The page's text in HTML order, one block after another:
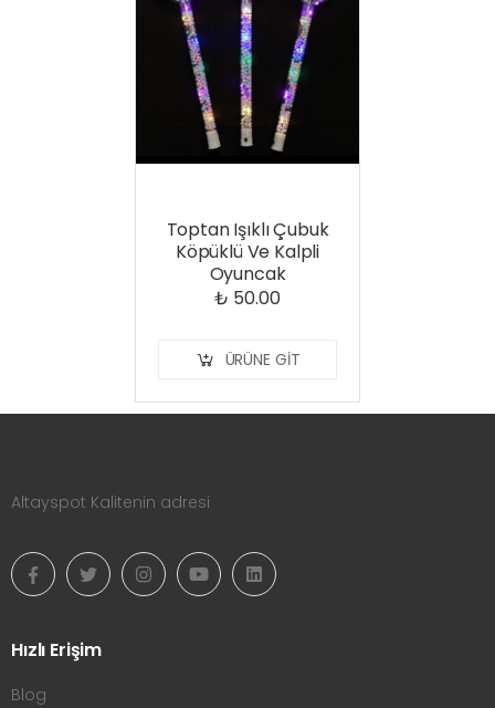
Toptan Işıklı Çubuk
Köpüklü Ve Kalpli
Oyuncak
₺ 50.00
ÜRÜNE GIT
Altayspot Kalitenin adresi
Hızlı Erişim
Blog